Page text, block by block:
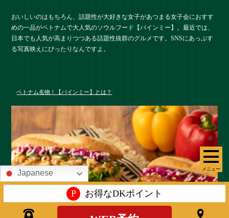
メニュー
おいしいのはもちろん、話題性が大好きな女子があつまる女子会におすす
めの一品がベトナムで大人気のソウルフード【バインミー】。最近では、
日本でも人気が高まりつつある話題性抜群のグルメです。SNSにあっぷす
る写真映えにぴったりなんですよ。
ベトナム名物！【バインミー】とは？
Japanese
P お得なDKポイント